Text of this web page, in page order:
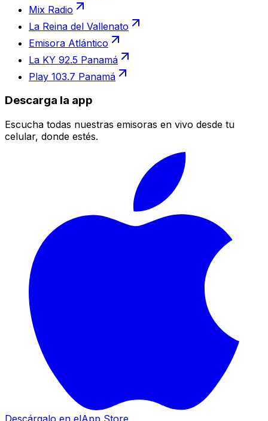
Mix Radio
La Reina del Vallenato
Emisora Atlántico
La KY 92.5 Panamá
Play 103.7 Panamá
Descarga la app
Escucha todas nuestras emisoras en vivo desde tu
celular, donde estés.